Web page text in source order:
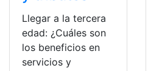
Llegar a la tercera
edad: ¿Cuáles son
los beneficios en
servicios y